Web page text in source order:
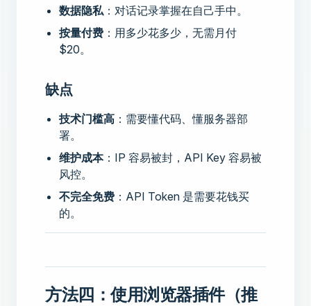
数据隐私：对话记录掌握在自己手中。
按量付费 ：用多少花多少，无需月付
$20。
缺点
技术门槛高 ：需要懂代码、懂服务器部
署。
维护成本：IP 容易被封，API Key 容易被
风控。
不完全免费 ：API Token 是需要花钱买
的。
方法四：使用浏览器插件（推